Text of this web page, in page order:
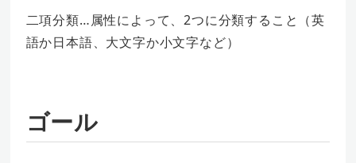
二項分類…属性によって、2つに分類すること（英
語か日本語、大文字か小文字など）
ゴール